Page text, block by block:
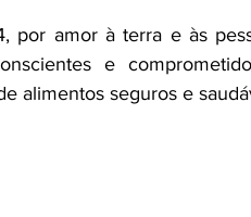
por amor à terra e às
e
alimentos seguros e